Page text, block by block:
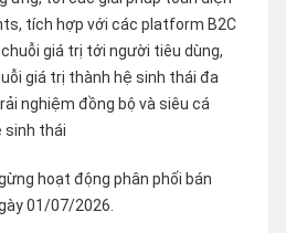
tích hợp với các platform B2C
giá trị tới người tiêu dùng,
giá trị thành hệ sinh thái đa
nghiệm đồng bộ và siêu cá
sinh thái
hoạt động phân phối bán
01/07/2026.